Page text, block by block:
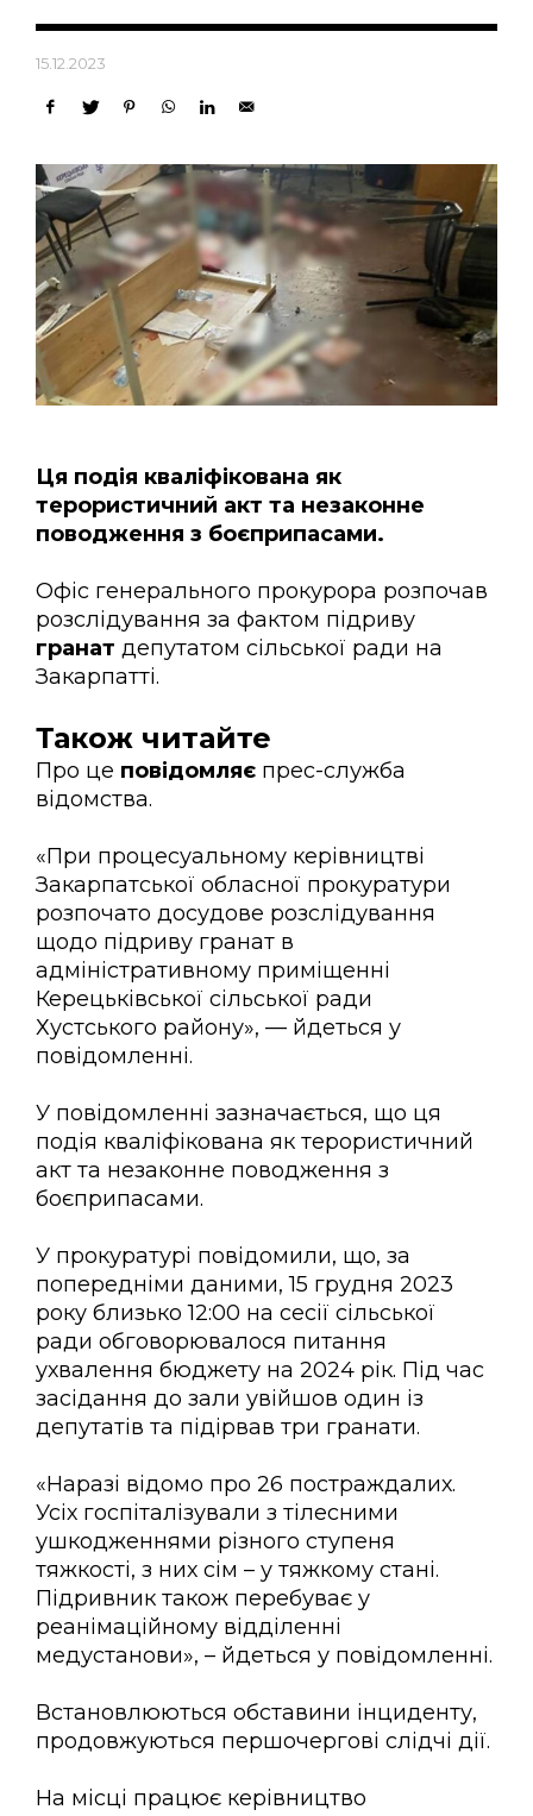
15.12.2023
Ця подія кваліфікована як
терористичний акт та незаконне
поводження з боєприпасами.
Офіс генерального прокурора розпочав
розслідування за фактом підриву
гранат депутатом сільської ради на
Закарпатті.
Також читайте
Про це повідомляє прес-служба
відомства.
«При процесуальному керівництві
Закарпатської обласної прокуратури
розпочато досудове розслідування
щодо підриву гранат в
адміністративному приміщенні
Керецьківської сільської ради
Хустського району», — йдеться у
повідомленні.
У повідомленні зазначається, що ця
подія кваліфікована як терористичний
акт та незаконне поводження з
боєприпасами.
У прокуратурі повідомили, що, за
попередніми даними, 15 грудня 2023
року близько 12:00 на сесії сільської
ради обговорювалося питання
ухвалення бюджету на 2024 рік. Під час
засідання до зали увійшов один із
депутатів та підірвав три гранати.
«Наразі відомо про 26 постраждалих.
Усіх госпіталізували з тілесними
ушкодженнями різного ступеня
тяжкості, з них сім – у тяжкому стані.
Підривник також перебуває у
реанімаційному відділенні
медустанови», – йдеться у повідомленні.
Встановлюються обставини інциденту,
продовжуються першочергові слідчі дії.
На місці працює керівництво